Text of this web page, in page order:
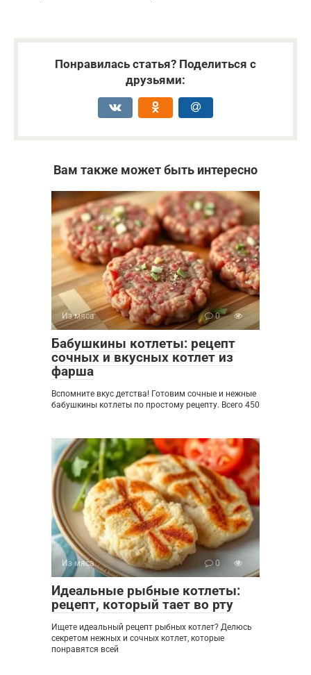
Понравилась статья? Поделиться с
друзьями:
Вам также может быть интересно
Из мяса 0
Бабушкины котлеты: рецепт
сочных и вкусных котлет из
фарша
Вспомните вкус детства! Готовим сочные и нежные
бабушкины котлеты по простому рецепту. Всего 450
Из мяса 0
Идеальные рыбные котлеты:
рецепт, который тает во рту
Ищете идеальный рецепт рыбных котлет? Делюсь
секретом нежных и сочных котлет, которые
понравятся всей